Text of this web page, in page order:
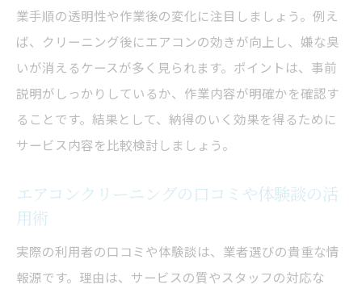
業手順の透明性や作業後の変化に注目しましょう。例え
ば、クリーニング後にエアコンの効きが向上し、嫌な臭
いが消えるケースが多く見られます。ポイントは、事前
説明がしっかりしているか、作業内容が明確かを確認す
ることです。結果として、納得のいく効果を得るために
サービス内容を比較検討しましょう。
エアコンクリーニングの口コミや体験談の活
用術
実際の利用者の口コミや体験談は、業者選びの貴重な情
報源です。理由は、サービスの質やスタッフの対応な